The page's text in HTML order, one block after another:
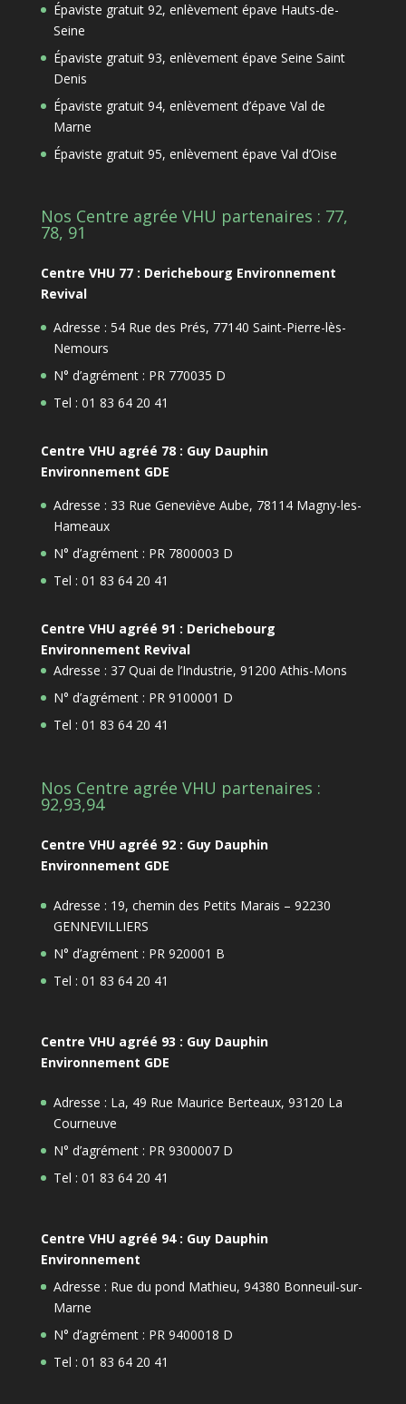
Épaviste gratuit 92, enlèvement épave Hauts-de-
Seine
Épaviste gratuit 93, enlèvement épave Seine Saint
Denis
Épaviste gratuit 94, enlèvement d’épave Val de
Marne
Épaviste gratuit 95, enlèvement épave Val d’Oise
Nos Centre agrée VHU partenaires : 77,
78, 91
Centre VHU 77 : Derichebourg Environnement
Revival
Adresse : 54 Rue des Prés, 77140 Saint-Pierre-lès-
Nemours
N° d’agrément : PR 770035 D
Tel : 01 83 64 20 41
Centre VHU agréé 78 : Guy Dauphin
Environnement GDE
Adresse : 33 Rue Geneviève Aube, 78114 Magny-les-
Hameaux
N° d’agrément : PR 7800003 D
Tel : 01 83 64 20 41
Centre VHU agréé 91 : Derichebourg
Environnement Revival
Adresse : 37 Quai de l’Industrie, 91200 Athis-Mons
N° d’agrément : PR 9100001 D
Tel : 01 83 64 20 41
Nos Centre agrée VHU partenaires :
92,93,94
Centre VHU agréé 92 : Guy Dauphin
Environnement GDE
Adresse : 19, chemin des Petits Marais – 92230
GENNEVILLIERS
N° d’agrément : PR 920001 B
Tel : 01 83 64 20 41
Centre VHU agréé 93 : Guy Dauphin
Environnement GDE
Adresse : La, 49 Rue Maurice Berteaux, 93120 La
Courneuve
N° d’agrément : PR 9300007 D
Tel : 01 83 64 20 41
Centre VHU agréé 94 : Guy Dauphin
Environnement
Adresse : Rue du pond Mathieu, 94380 Bonneuil-sur-
Marne
N° d’agrément : PR 9400018 D
Tel : 01 83 64 20 41